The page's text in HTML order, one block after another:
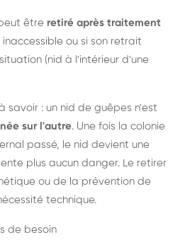
être retiré après traitement
inaccessible ou si son retrait
(nid à l'intérieur d'une
savoir : un nid de guêpes n'est
sur l'autre. Une fois la colonie
passé, le nid devient une
plus aucun danger. Le retirer
ou de la prévention de
technique.
de besoin